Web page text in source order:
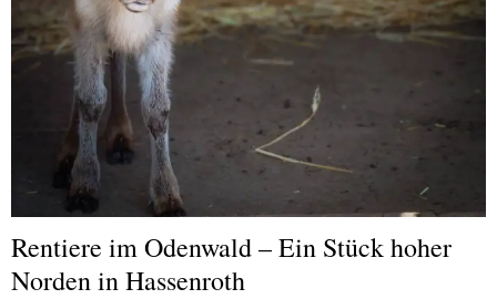
Rentiere im Odenwald – Ein Stück hoher
Norden in Hassenroth